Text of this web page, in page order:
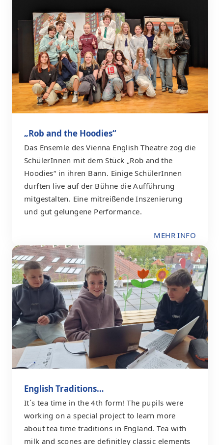
„Rob and the Hoodies“
Das Ensemle des Vienna English Theatre zog die
SchülerInnen mit dem Stück „Rob and the
Hoodies“ in ihren Bann. Einige SchülerInnen
durften live auf der Bühne die Aufführung
mitgestalten. Eine mitreißende Inszenierung
und gut gelungene Performance.
MEHR INFO
English Traditions…
It´s tea time in the 4th form! The pupils were
working on a special project to learn more
about tea time traditions in England. Tea with
milk and scones are definitley classic elements